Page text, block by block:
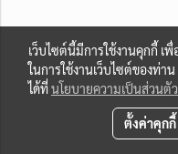
เว็บไซต์นี้มีการใช้งานคุกกี้
ในการใช้งานเว็บไซต์ของท่า
ได้ที่นโยบายความเป็นส่วนตัว
ตั้งค่าคุกกี้